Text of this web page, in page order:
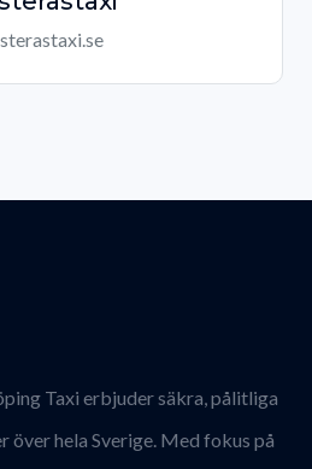
Taxi erbjuder säkra, pålitliga
hela Sverige. Med fokus på